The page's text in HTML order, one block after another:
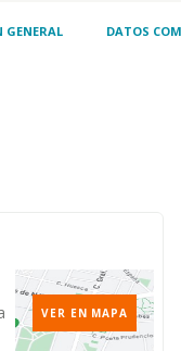
GENERAL DATOS
VER EN MAPA